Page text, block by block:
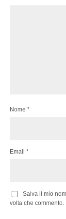
Nome *
Email *
Salva il mio
volta che commento.